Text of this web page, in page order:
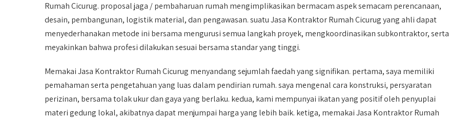
Rumah Cicurug. proposal jaga / pembaharuan rumah mengimplikasikan bermacam aspek semacam perencanaan,
desain, pembangunan, logistik material, dan pengawasan. suatu Jasa Kontraktor Rumah Cicurug yang ahli dapat
menyederhanakan metode ini bersama mengurusi semua langkah proyek, mengkoordinasikan subkontraktor, serta
meyakinkan bahwa profesi dilakukan sesuai bersama standar yang tinggi.
Memakai Jasa Kontraktor Rumah Cicurug menyandang sejumlah faedah yang signifikan. pertama, saya memiliki
pemahaman serta pengetahuan yang luas dalam pendirian rumah. saya mengenal cara konstruksi, persyaratan
perizinan, bersama tolak ukur dan gaya yang berlaku. kedua, kami mempunyai ikatan yang positif oleh penyuplai
materi gedung lokal, akibatnya dapat menjumpai harga yang lebih baik. ketiga, memakai Jasa Kontraktor Rumah